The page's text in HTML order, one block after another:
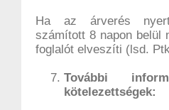
Ha az árverés
számított 8 napon belül
foglalót elveszíti (lsd.
További
kötelezettségek: